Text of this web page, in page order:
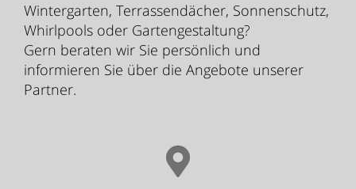
Wintergarten, Terrassendächer, Sonnenschutz,
Whirlpools oder Gartengestaltung?
Gern beraten wir Sie persönlich und
informieren Sie über die Angebote unserer
Partner.